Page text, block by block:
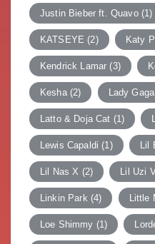
Justin Bieber ft. Quavo(1)
KATSEYE (2) Katy
Kendrick Lamar (3)
Kesha(2) Lady Gaga
Latto & Doja Cat (1)
Lewis Capaldi (1) Lil
Lil Nas X (2) Lil Uzi
Linkin Park (4) Little
Loe Shimmy (1)